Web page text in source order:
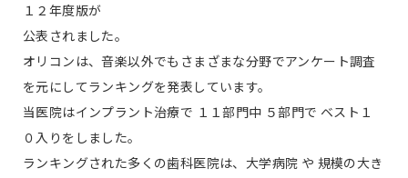
１２年度版が
公表されました。
オリコンは、音楽以外でもさまざまな分野でアンケート調査
を元にしてランキングを発表しています。
当医院はインプラント治療で １１部門中 ５部門で ベスト１
０入りをしました。
ランキングされた多くの歯科医院は、大学病院 や 規模の大き